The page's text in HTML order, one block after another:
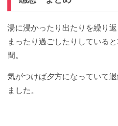
湯に浸かったり出たりを繰り返
まったり過ごしたりしている
間。
気がつけば夕方になっていて
ました。